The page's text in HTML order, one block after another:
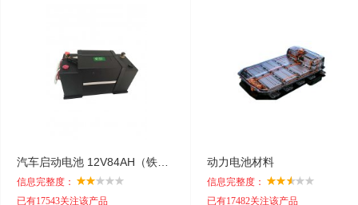
信息完整度：
已有17543关注该产品
动力电池材料
信息完整度：
已有17482关注该产品